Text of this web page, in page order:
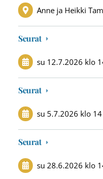
Anne ja Heikki
Seurat
su 12.7.2026 klo
Seurat
su 5.7.2026 klo 14
Seurat
su 28.6.2026 klo